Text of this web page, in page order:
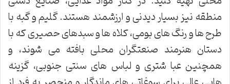
منطقه نیز بسیار دیدنی و ارزشمند هستند. گلیم و گبه با
طرح ها و رنگ های بومی، کلاه ها و سبدهای حصیری که با
دستان هنرمند صنعتگران محلی بافته می شوند، و
همچنین عبا شتری و لباس های سنتی جنوبی، گزینه